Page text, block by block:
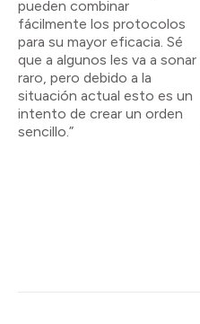
pueden combinar
fácilmente los protocolos
para su mayor eficacia. Sé
que a algunos les va a sonar
raro, pero debido a la
situación actual esto es un
intento de crear un orden
sencillo.”